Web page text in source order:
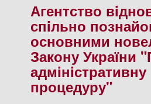
Агентство
спiльно
основними
Закону України
адмiнiстративну
процедуру"